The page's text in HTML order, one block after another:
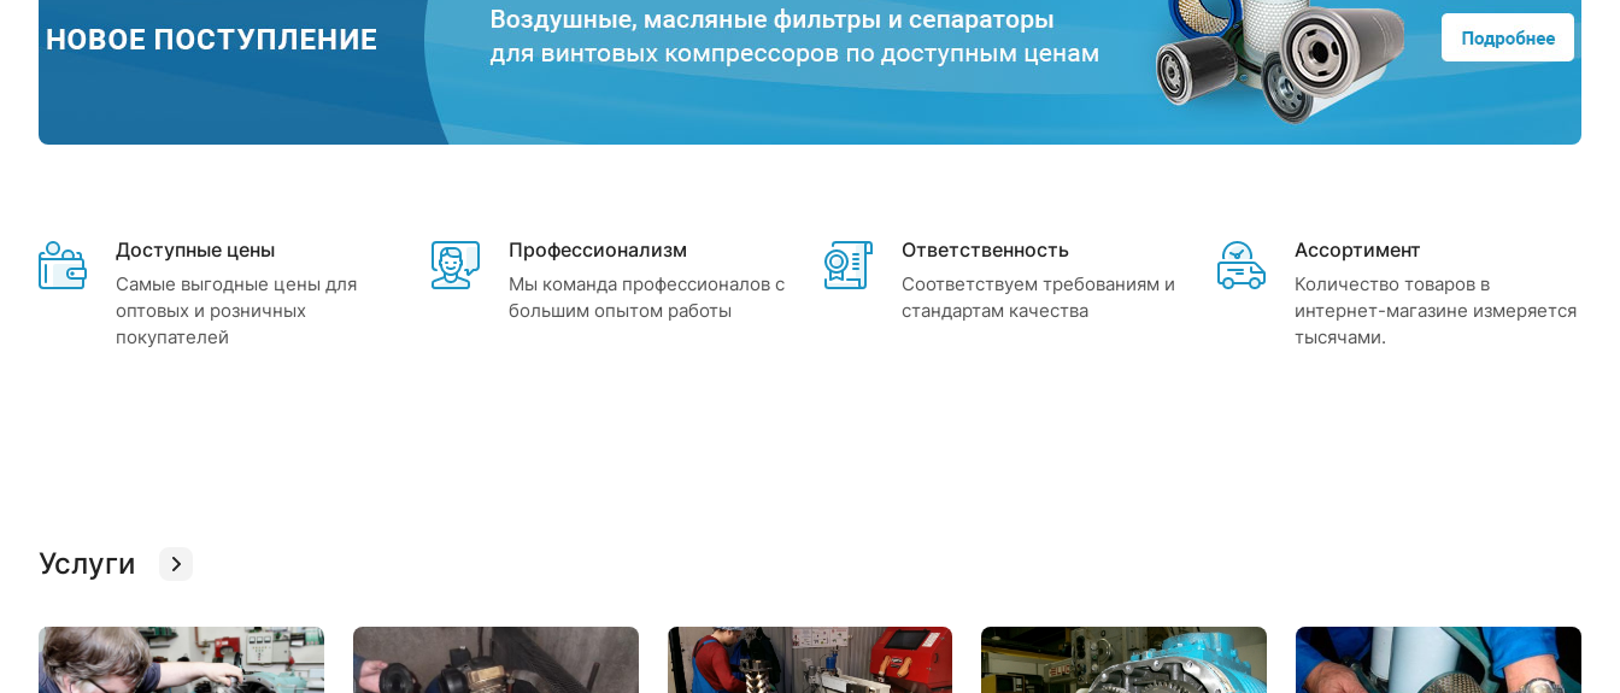
Доступные цены
Самые выгодные цены для
оптовых и розничных
покупателей
Профессионализм
Мы команда профессионалов с
большим опытом работы
Ответственность
Соответствуем требованиям и
стандартам качества
Ассортимент
Количество товаров в
интернет-магазине измеряется
тысячами.
Услуги